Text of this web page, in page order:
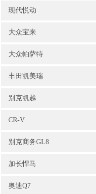
现代悦动
大众宝来
大众帕萨特
丰田凯美瑞
别克凯越
CR-V
别克商务GL8
加长悍马
奥迪Q7